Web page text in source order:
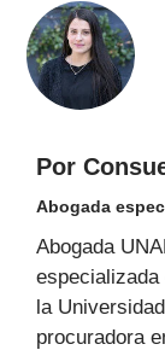
Por
Abogada
Abogada
la
procuradora